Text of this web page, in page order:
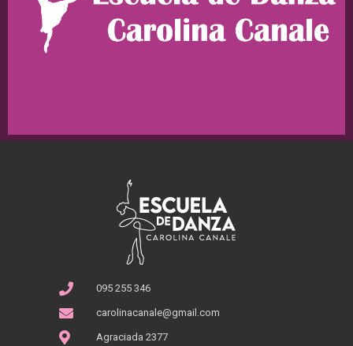
095 255 346
carolinacanale@gmail.com
Agraciada 2377